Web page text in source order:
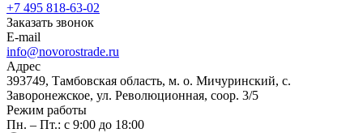
+7 495 818-63-02
Заказать звонок
E-mail
info@novorostrade.ru
Адрес
393749, Тамбовская область, м. о. Мичуринский, с.
Заворонежское, ул. Революционная, соор. 3/5
Режим работы
Пн. – Пт.: с 9:00 до 18:00